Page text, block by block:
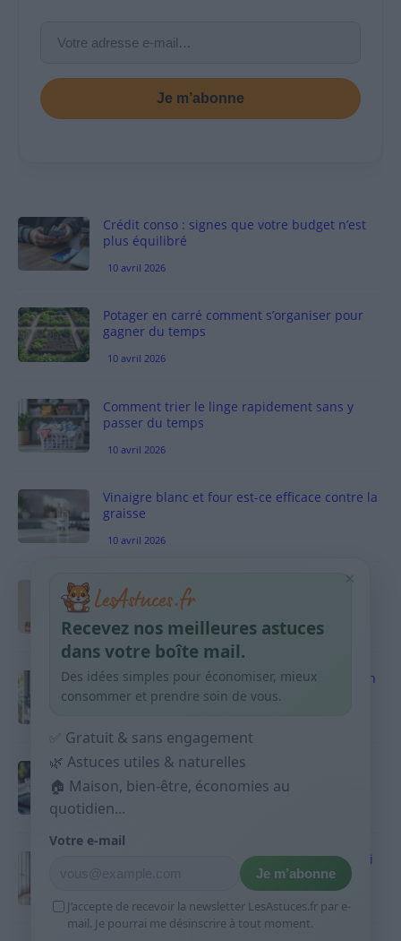
Je m’abonne
Crédit conso : signes que votre budget n’est
plus équilibré
10 avril 2026
Potager en carré comment s’organiser pour
gagner du temps
10 avril 2026
Comment trier le linge rapidement sans y
passer du temps
10 avril 2026
Vinaigre blanc et four est-ce efficace contre la
graisse
10 avril 2026
Taches pigmentaires : routine simple +
habitudes qui aident
9 avril 2026
Produits ménagers : comment économiser en
courses sans acheter 10 sprays
Budget mensuel : méthode rapide pour
répartir son salaire dès le jour de paie
9 avril 2026
Sport 10 minutes par jour est-ce utile et quoi
9 avril 2026
×
Recevez nos meilleures astuces
dans votre boîte mail.
Des idées simples pour économiser, mieux
consommer et prendre soin de vous.
✅ Gratuit & sans engagement
🌿 Astuces utiles & naturelles
🏠 Maison, bien-être, économies au
quotidien...
Votre e-mail
Je m’abonne
J’accepte de recevoir la newsletter LesAstuces.fr par e-
mail. Je pourrai me désinscrire à tout moment.